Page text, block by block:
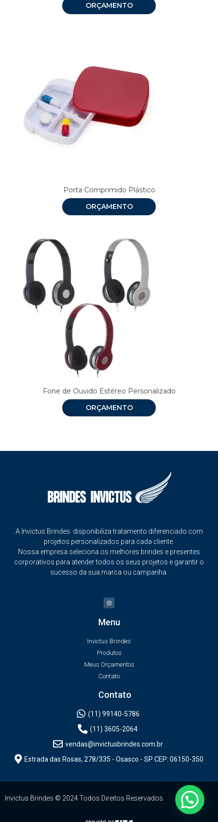
ORÇAMENTO
Porta Comprimido Plástico
ORÇAMENTO
Fone de Ouvido Estéreo Personalizado
ORÇAMENTO
A Invictus Brindes disponibiliza tratamento diferenciado com
projetos personalizados para cada cliente.
Nossa empresa seleciona os melhores brindes e presentes
corporativos para atender todos os seus projetos e garantir o
sucesso da sua marca ou campanha.
Menu
Invictus Brindes
Produtos
Meus Orçamentos
Contato
Contato
(11) 99140-5786
(11) 3605-2064
vendas@invictusbrindes.com.br
Estrada das Rosas, 278/335 - Osasco - SP CEP: 06150-350
Invictus Brindes © 2024 Todos Direitos Reservados.